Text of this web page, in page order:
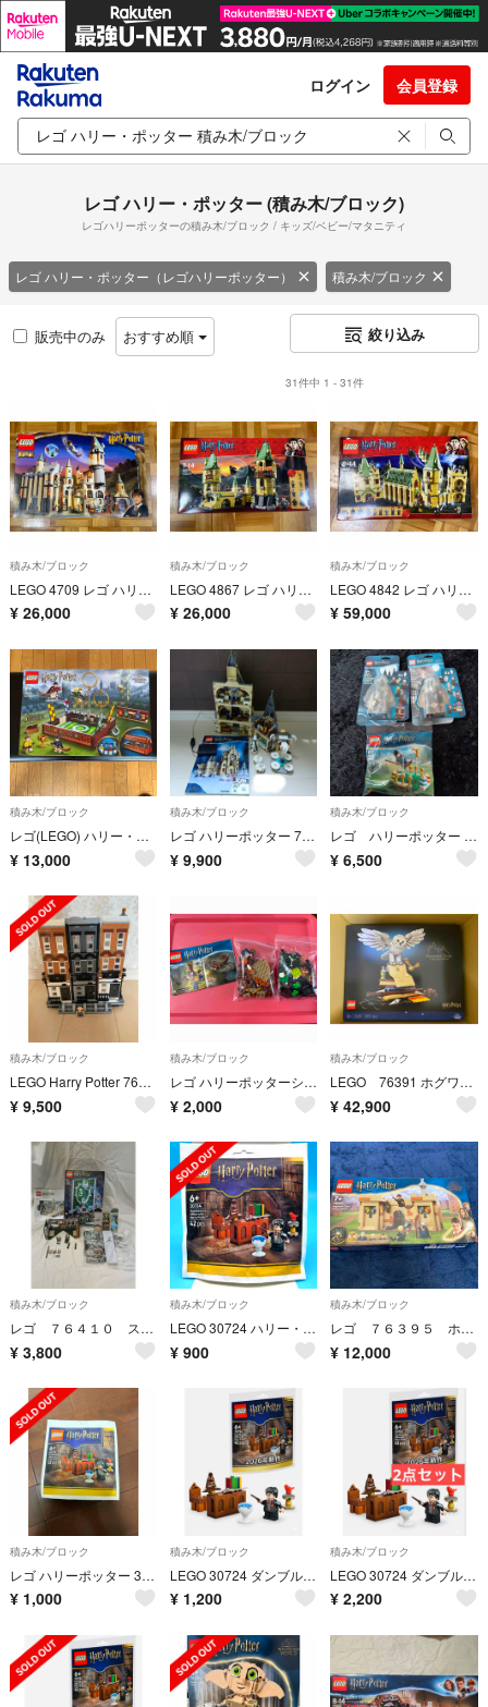
ログイン 会員登録
レゴ ハリー・ポッター (積み木/ブロック)
レゴハリーポッターの積み木/ブロック / キッズ/ベビー/マタニティ
レゴ ハリー・ポッター（レゴハリーポッター） 積み木/ブロック
販売中のみ おすすめ順 絞り込み
31件中 1 - 31件
積み木/ブロック
LEGO 4709 レゴ ハリーポッター ホグワーツ城
¥ 26,000
積み木/ブロック
LEGO 4867 レゴ ハリーポッター ホグワーツをかけた戦い
¥ 26,000
積み木/ブロック
LEGO 4842 レゴ ハリーポッター ホグワーツ城
¥ 59,000
積み木/ブロック
レゴ(LEGO) ハリー・ポッター 魔法のトランク クィディッチ(TM) 競技場 76416(1個)
¥ 13,000
積み木/ブロック
レゴ ハリーポッター 75948 ライトアップ ホグワーツの時計塔
¥ 9,900
積み木/ブロック
レゴ ハリーポッター 40419 40500 30651 ミニフィグセット
¥ 6,500
積み木/ブロック
LEGO Harry Potter 76408 グリモールドプレイス 正規
¥ 9,500
積み木/ブロック
レゴ ハリーポッターシリーズ アラゴグの棲み処(1セット)
¥ 2,000
積み木/ブロック
LEGO 76391 ホグワーツアイコン コレクターズエディション
¥ 42,900
積み木/ブロック
レゴ ７６４１０ スリザリン寮の紋章
¥ 3,800
積み木/ブロック
LEGO 30724 ハリー・ポッター ダンブルドアの校長室 42pcs
¥ 900
積み木/ブロック
レゴ ７６３９５ ホグワーツ：はじめての飛行レッスン
¥ 12,000
積み木/ブロック
レゴ ハリーポッター 30724 ダンブルドアの校長室
¥ 1,000
積み木/ブロック
LEGO 30724 ダンブルドアの校長室 with ハリー・ポッター
¥ 1,200
積み木/ブロック
LEGO 30724 ダンブルドアの校長室 with ハリー・ポッター 2点
¥ 2,200